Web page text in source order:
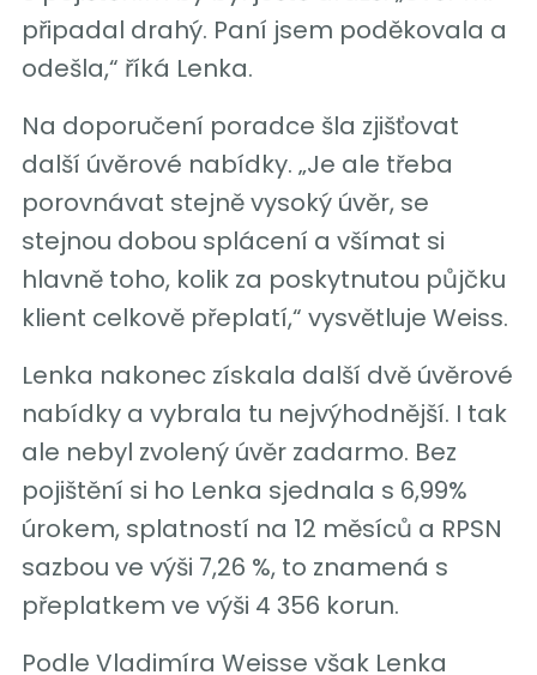
připadal drahý. Paní jsem poděkovala a
odešla,“ říká Lenka.
Na doporučení poradce šla zjišťovat
další úvěrové nabídky. „Je ale třeba
porovnávat stejně vysoký úvěr, se
stejnou dobou splácení a všímat si
hlavně toho, kolik za poskytnutou půjčku
klient celkově přeplatí,“ vysvětluje Weiss.
Lenka nakonec získala další dvě úvěrové
nabídky a vybrala tu nejvýhodnější. I tak
ale nebyl zvolený úvěr zadarmo. Bez
pojištění si ho Lenka sjednala s 6,99%
úrokem, splatností na 12 měsíců a RPSN
sazbou ve výši 7,26 %, to znamená s
přeplatkem ve výši 4 356 korun.
Podle Vladimíra Weisse však Lenka